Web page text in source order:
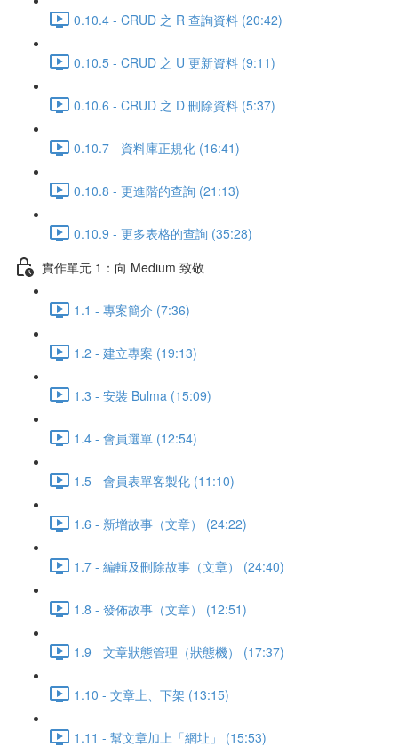
0.10.4 - CRUD 之 R 查詢資料 (20:42)
0.10.5 - CRUD 之 U 更新資料 (9:11)
0.10.6 - CRUD 之 D 刪除資料 (5:37)
0.10.7 - 資料庫正規化 (16:41)
0.10.8 - 更進階的查詢 (21:13)
0.10.9 - 更多表格的查詢 (35:28)
實作單元 1：向 Medium 致敬
1.1 - 專案簡介 (7:36)
1.2 - 建立專案 (19:13)
1.3 - 安裝 Bulma (15:09)
1.4 - 會員選單 (12:54)
1.5 - 會員表單客製化 (11:10)
1.6 - 新增故事（文章） (24:22)
1.7 - 編輯及刪除故事（文章） (24:40)
1.8 - 發佈故事（文章） (12:51)
1.9 - 文章狀態管理（狀態機） (17:37)
1.10 - 文章上、下架 (13:15)
1.11 - 幫文章加上「網址」 (15:53)